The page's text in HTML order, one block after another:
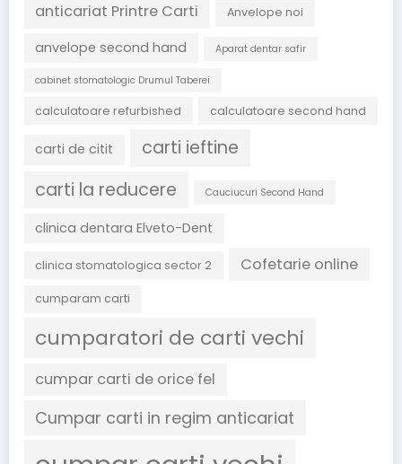
anticariat Printre Carti
Anvelope noi
anvelope second hand Aparat dentar safir
cabinet stomatologic Drumul Taberei
calculatoare refurbished calculatoare second hand
carti de citit
carti ieftine
carti la reducere
Cauciucuri Second Hand
clinica dentara Elveto-Dent
clinica stomatologica sector 2 Cofetarie online
cumparam carti
cumparatori de carti vechi
cumpar carti de orice fel
Cumpar carti in regim anticariat